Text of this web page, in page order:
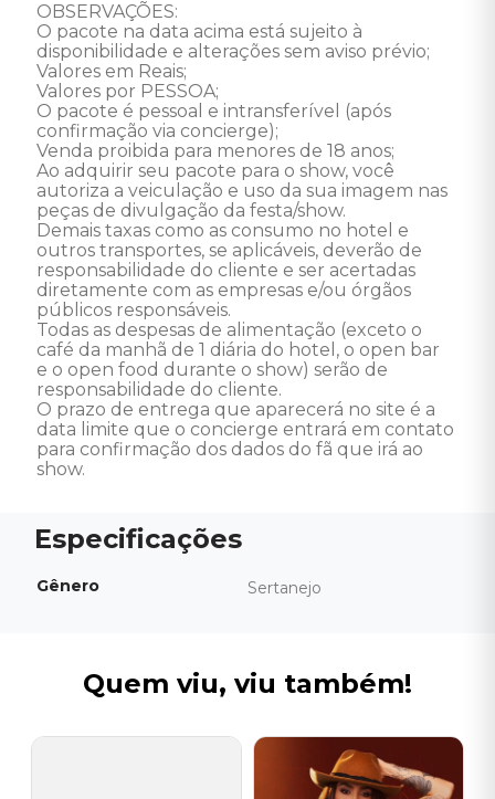
OBSERVAÇÕES:
O pacote na data acima está sujeito à
disponibilidade e alterações sem aviso prévio;
Valores em Reais;
Valores por PESSOA;
O pacote é pessoal e intransferível (após
confirmação via concierge);
Venda proibida para menores de 18 anos;
Ao adquirir seu pacote para o show, você
autoriza a veiculação e uso da sua imagem nas
peças de divulgação da festa/show.
Demais taxas como as consumo no hotel e
outros transportes, se aplicáveis, deverão de
responsabilidade do cliente e ser acertadas
diretamente com as empresas e/ou órgãos
públicos responsáveis.
Todas as despesas de alimentação (exceto o
café da manhã de 1 diária do hotel, o open bar
e o open food durante o show) serão de
responsabilidade do cliente.
O prazo de entrega que aparecerá no site é a
data limite que o concierge entrará em contato
para confirmação dos dados do fã que irá ao
show.
Gênero Sertanejo
Quem viu, viu também!